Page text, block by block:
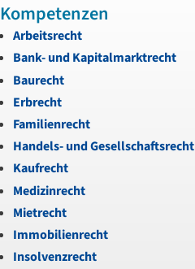
Kompetenzen
Arbeitsrecht
Bank- und Kapitalmarktrecht
Baurecht
Erbrecht
Familienrecht
Handels- und Gesellschaftsrecht
Kaufrecht
Medizinrecht
Mietrecht
Immobilienrecht
Insolvenzrecht